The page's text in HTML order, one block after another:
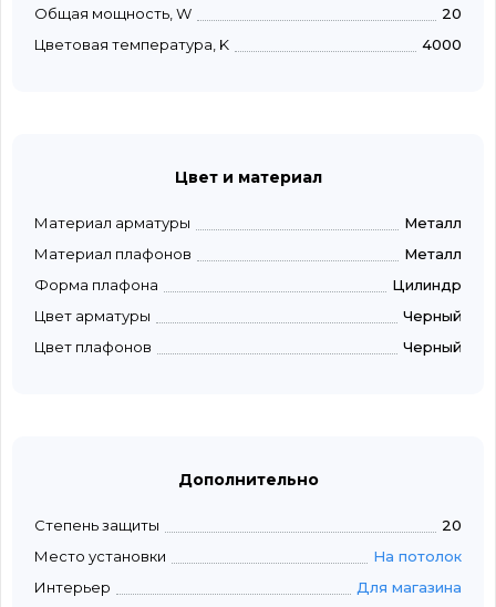
Общая мощность, W
20
Цветовая температура, K
4000
Цвет и материал
Материал арматуры
Металл
Материал плафонов
Металл
Форма плафона
Цилиндр
Цвет арматуры
Черный
Цвет плафонов
Черный
Дополнительно
Степень защиты
20
Место установки
На потолок
Интерьер
Для магазина